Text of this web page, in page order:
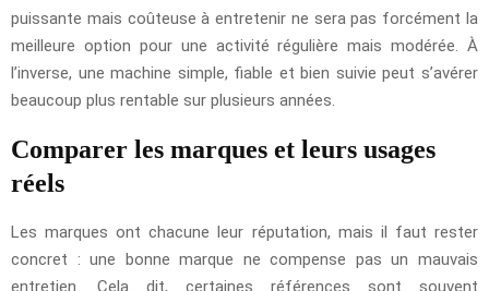
puissante mais coûteuse à entretenir ne sera pas forcément la
meilleure option pour une activité régulière mais modérée. À
l’inverse, une machine simple, fiable et bien suivie peut s’avérer
beaucoup plus rentable sur plusieurs années.
Comparer les marques et leurs usages
réels
Les marques ont chacune leur réputation, mais il faut rester
concret : une bonne marque ne compense pas un mauvais
entretien. Cela dit, certaines références sont souvent